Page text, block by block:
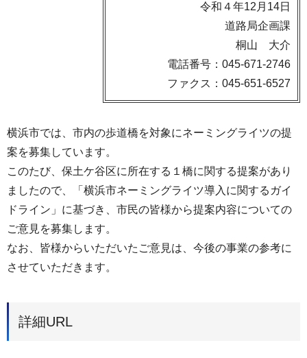
令和４年12月14日
道路局企画課
桐山 大介
電話番号：045-671-2746
ファクス：045-651-6527
横浜市では、市内の歩道橋を対象にネーミングライツの提
案を募集しています。
このたび、保土ケ谷区に所在する１橋に関する提案があり
ましたので、「横浜市ネーミングライツ導入に関するガイ
ドライン」に基づき、市民の皆様から提案内容についての
ご意見を募集します。
なお、皆様からいただいたご意見は、今後の事業の参考に
させていただきます。
詳細URL